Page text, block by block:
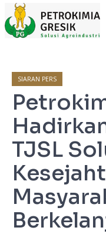
SIARAN PERS
TJSL